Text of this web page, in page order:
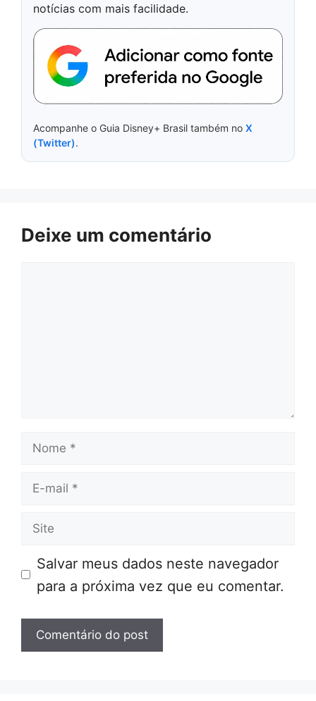
notícias com mais facilidade.
Acompanhe o Guia Disney+ Brasil também no X
(Twitter).
Deixe um comentário
Nome
E-
Site
Salvar meus dados neste navegador
para a próxima vez que eu comentar.